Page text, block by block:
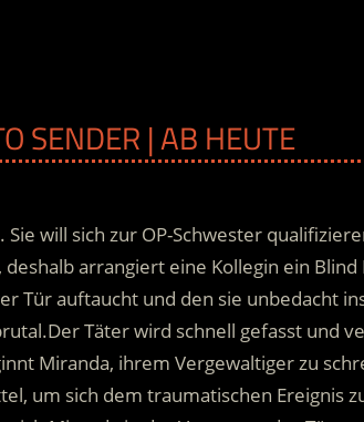
SENDER | AB HEUTE
will sich zur OP-Schwester
arrangiert eine Kollegin ein
Tür auftaucht und den sie unbedacht
Der Täter wird schnell gefasst und
Miranda, ihrem Vergewaltiger zu
um sich dem traumatischen Ereignis